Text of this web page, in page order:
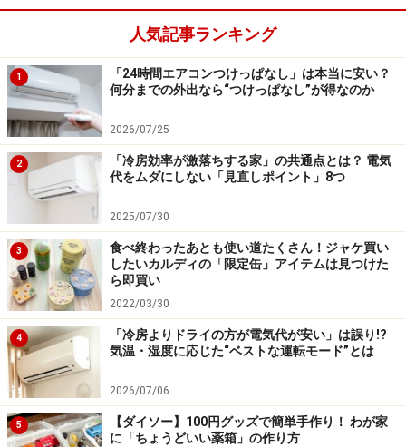
クエン酸をお湯で溶かしたもので一度お手入れ運転を
し、その後すすぎのために水だけで再度運転させます。
水気が残っているところはしっかり拭き取る
その後、しっかりと乾燥させる必要があります。ふたの
裏などに水滴が残らないよう徹底的に水分を拭き取りま
しょう。カルキ汚れが付いている場合はクエン酸シート
などで拭き取ると良いでしょう。
水気が残っているとカビが発生してしまい、次シーズン
に使うときにカビが撒き散らされることになってしまう
ので、しっかりお手入れしてから仕舞ってくださいね。
湯たんぽは水を抜いて中をしっかり乾燥さ
せる
人気記事ランキング
1
「24時間エアコンつけっぱなし」は本当に安い？
何分までの外出なら“つけっぱなし”が得なのか
2026/07/25
2
「冷房効率が激落ちする家」の共通点とは？ 電気
代をムダにしない「見直しポイント」8つ
2025/07/30
3
食べ終わったあとも使い道たくさん！ジャケ買い
したいカルディの「限定缶」アイテムは見つけた
ら即買い
2022/03/30
4
「冷房よりドライの方が電気代が安い」は誤り!?
気温・湿度に応じた“ベストな運転モード”とは
2026/07/06
5
【ダイソー】100円グッズで簡単手作り！ わが家
に「ちょうどいい薬箱」の作り方